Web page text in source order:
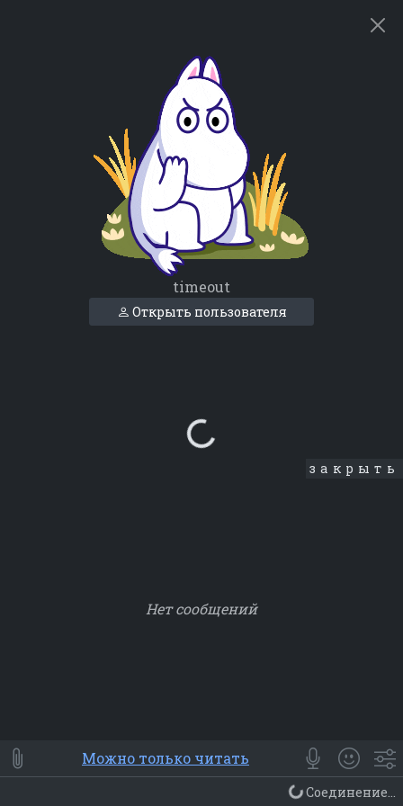
timeout
Открыть пользователя
Loading...
закрыть
Нет сообщений
⭐ Мои Smile
😀 Emoji
Смайлики
Люди Животные Еда Объекты
Можно только читать
Соединение...